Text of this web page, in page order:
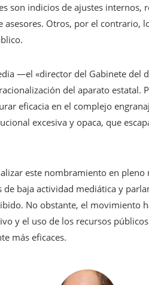
son indicios de ajustes internos,
asesores. Otros, por el contrario,
—el «director del Gabinete del
del aparato estatal.
eficacia en el complejo
excesiva y opaca, que
este nombramiento en pleno
baja actividad mediática y
No obstante, el movimiento
y el uso de los recursos
más eficaces.